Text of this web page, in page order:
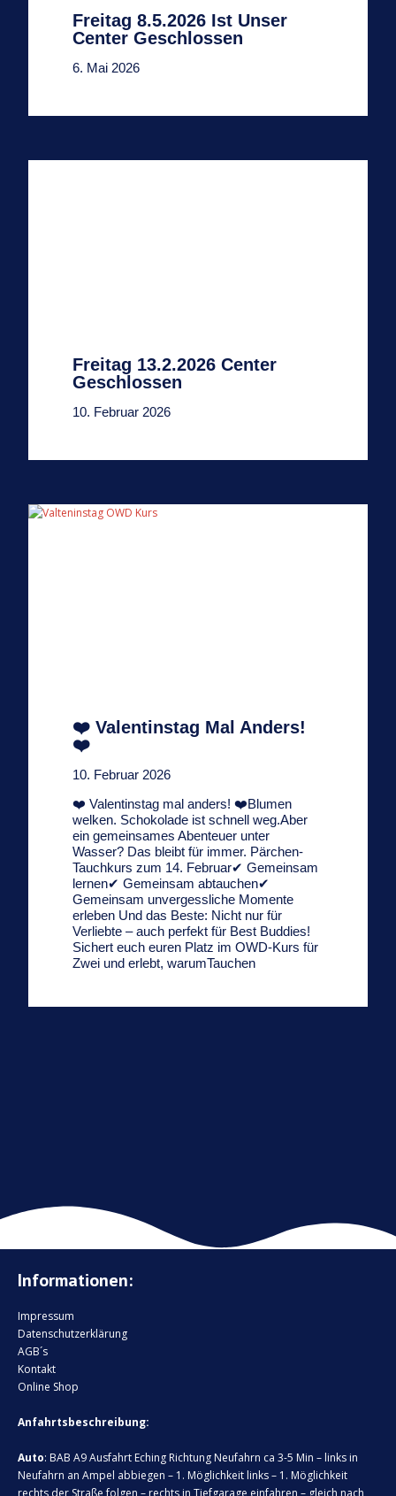
Freitag 8.5.2026 Ist Unser
Center Geschlossen
6. Mai 2026
Freitag 13.2.2026 Center
Geschlossen
10. Februar 2026
❤️ Valentinstag Mal Anders!
❤️
10. Februar 2026
❤️ Valentinstag mal anders! ❤️Blumen
welken. Schokolade ist schnell weg.Aber
ein gemeinsames Abenteuer unter
Wasser? Das bleibt für immer. Pärchen-
Tauchkurs zum 14. Februar✔ Gemeinsam
lernen✔ Gemeinsam abtauchen✔
Gemeinsam unvergessliche Momente
erleben Und das Beste: Nicht nur für
Verliebte – auch perfekt für Best Buddies!
Sichert euch euren Platz im OWD-Kurs für
Zwei und erlebt, warumTauchen
Informationen:
Impressum
Datenschutzerklärung
AGB´s
Kontakt
Online Shop
Anfahrtsbeschreibung:
Auto: BAB A9 Ausfahrt Eching Richtung Neufahrn ca 3-5 Min – links in
Neufahrn an Ampel abbiegen – 1. Möglichkeit links – 1. Möglichkeit
rechts der Straße folgen – rechts in Tiefgarage einfahren – gleich nach